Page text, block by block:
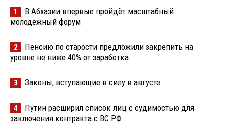
1
В Абхазии впервые пройдёт масштабный
молодёжный форум
2
Пенсию по старости предложили закрепить на
уровне не ниже 40% от заработка
3 Законы, вступающие в силу в августе
4
Путин расширил список лиц с судимостью для
заключения контракта с ВС РФ